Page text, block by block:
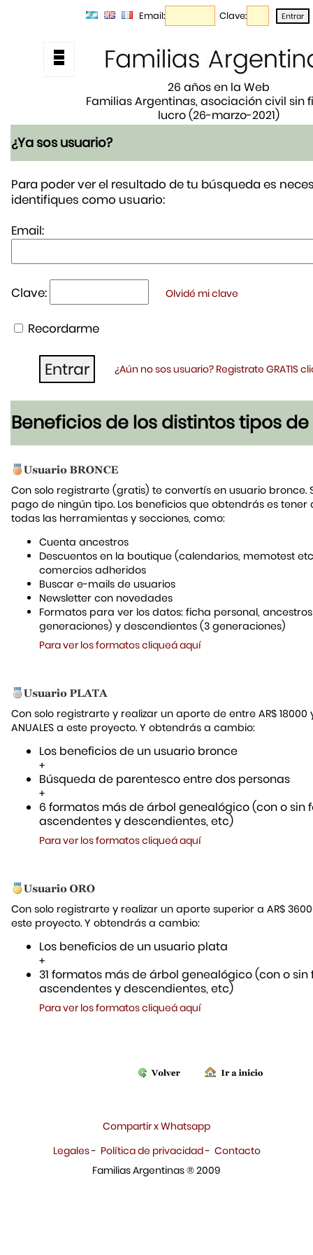
Email: Clave:
26 años en la Web
Familias Argentinas, asociación civil sin
lucro (26-marzo-2021)
¿Ya sos usuario?
Para poder ver el resultado de tu búsqueda es
identifiques como usuario:
Email:
Clave: Olvidé mi clave
Recordarme
¿Aún no sos usuario? Registrate GRATIS
Beneficios de los distintos tipos de
Con solo registrarte (gratis) te convertís en usuario bronce.
pago de ningún tipo. Los beneficios que obtendrás es tener
todas las herramientas y secciones, como:
Cuenta ancestros
Descuentos en la boutique (calendarios, memotest
comercios adheridos
Buscar e-mails de usuarios
Newsletter con novedades
Formatos para ver los datos: ficha personal,
generaciones) y descendientes (3 generaciones)
Para ver los formatos cliqueá aquí
Con solo registrarte y realizar un aporte de entre AR$ 18000
ANUALES a este proyecto. Y obtendrás a cambio:
Los beneficios de un usuario bronce
+
Búsqueda de parentesco entre dos personas
+
6 formatos más de árbol genealógico (con o sin
ascendentes y descendientes, etc)
Para ver los formatos cliqueá aquí
Con solo registrarte y realizar un aporte superior a AR$
este proyecto. Y obtendrás a cambio:
Los beneficios de un usuario plata
+
31 formatos más de árbol genealógico (con o sin
ascendentes y descendientes, etc)
Para ver los formatos cliqueá aquí
Compartir x Whatsapp
Legales- Política de privacidad- Contacto
Familias Argentinas ® 2009